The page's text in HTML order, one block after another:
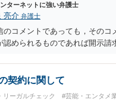
ターネットに強い弁護士
亮介 弁護士
のコメントであっても，そのコ
認められるものであれば開示請
契約に関して
リーガルチェック #芸能・エンタメ